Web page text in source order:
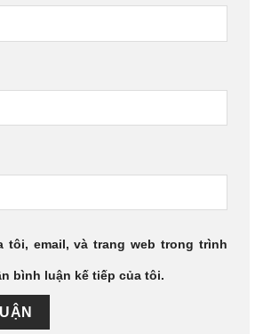
tôi, email, và trang web trong trình
bình luận kế tiếp của tôi.